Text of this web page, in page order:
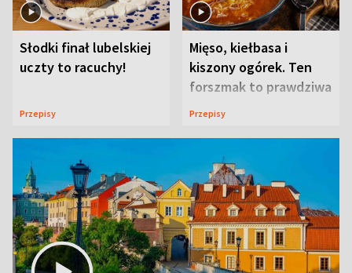
Słodki finał lubelskiej
uczty to racuchy!
Przepisy
Mięso, kiełbasa i
kiszony ogórek. Ten
forszmak to prawdziwa
uczta
Przepisy